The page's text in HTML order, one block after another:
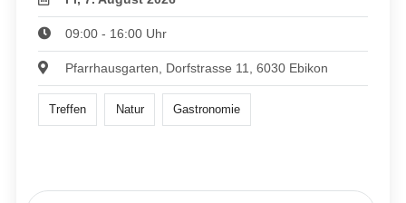
09:00 - 16:00 Uhr
Pfarrhausgarten, Dorfstrasse 11, 6030 Ebikon
Treffen Natur Gastronomie